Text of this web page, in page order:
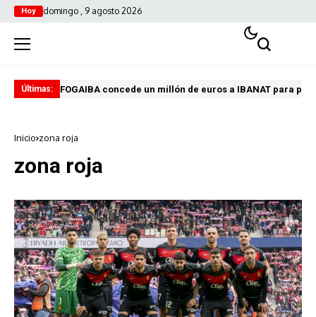
Hoy domingo , 9 agosto 2026
Últimas: FOGAIBA concede un millón de euros a IBANAT para
Inicio zona roja
zona roja